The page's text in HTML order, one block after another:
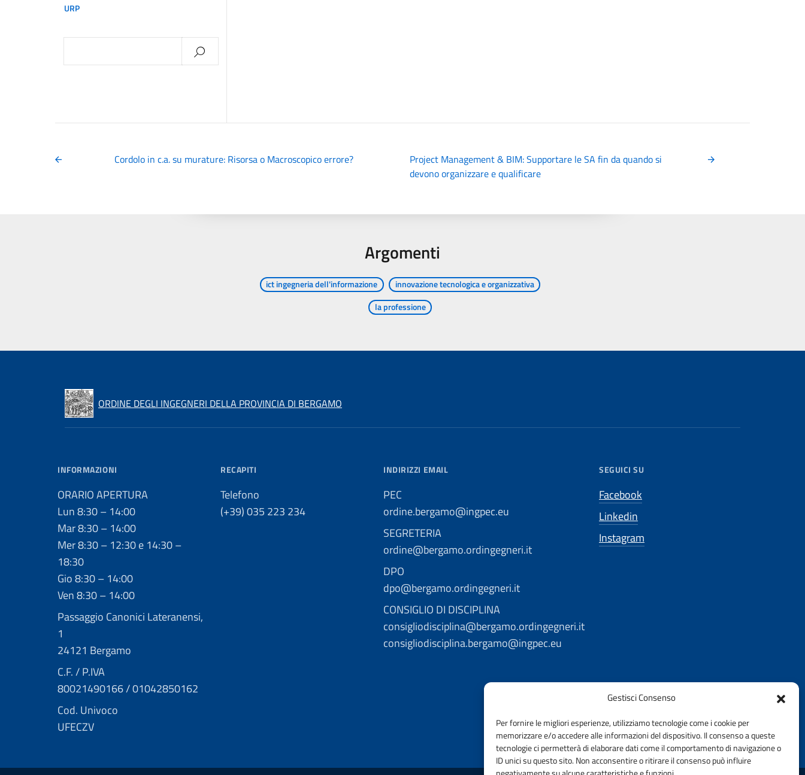
Gestisci Consenso
Per fornire le migliori esperienze, utilizziamo tecnologie come i cookie per
memorizzare e/o accedere alle informazioni del dispositivo. Il consenso a queste
tecnologie ci permetterà di elaborare dati come il comportamento di navigazione o
ID unici su questo sito. Non acconsentire o ritirare il consenso può influire
URP
per:
Cordolo in c.a. su murature: Risorsa o Macroscopico errore?
Project Management & BIM: Supportare le SA fin da quando si
devono organizzare e qualificare
Argomenti
ict ingegneria dell'informazione
innovazione tecnologica e organizzativa
la professione
ORDINE DEGLI INGEGNERI DELLA PROVINCIA DI BERGAMO
INFORMAZIONI
ORARIO APERTURA
Lun 8:30 – 14:00
Mar 8:30 – 14:00
Mer 8:30 – 12:30 e 14:30 –
18:30
Gio 8:30 – 14:00
Ven 8:30 – 14:00
Passaggio Canonici Lateranensi,
1
24121 Bergamo
C.F. / P.IVA
80021490166 / 01042850162
Cod. Univoco
UFECZV
RECAPITI
Telefono
(+39) 035 223 234
INDIRIZZI EMAIL
PEC
ordine.bergamo@ingpec.eu
SEGRETERIA
ordine@bergamo.ordingegneri.it
DPO
dpo@bergamo.ordingegneri.it
CONSIGLIO DI DISCIPLINA
consigliodisciplina@bergamo.ordingegneri.it
consigliodisciplina.bergamo@ingpec.eu
SEGUICI SU
Facebook
Linkedin
Instagram